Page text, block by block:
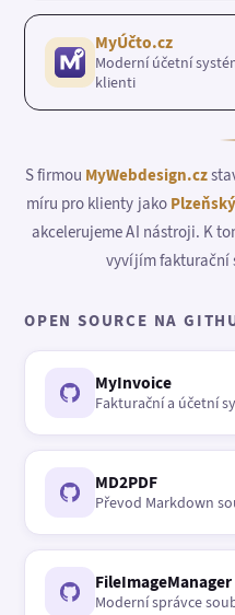
MyÚčto.cz
Moderní účetní
klienti
S firmou MyWebdesign.cz
míru pro klienty jako
akcelerujeme AI nástroji. K
vyvíjím fakturační
OPEN SOURCE NA
MyInvoice
Fakturační a účetní
MD2PDF
Převod Markdown
FileImageManager
Moderní správce